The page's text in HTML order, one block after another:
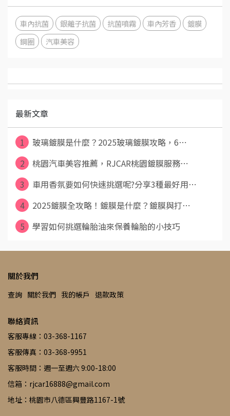
車內抗菌 銀離子抗菌 抗菌噴霧 車內芳香
鍍膜
鋼圈
汽車美容
最新文章
1
玻璃鍍膜是什麼？2025玻璃鍍膜攻略，6⋯
2
桃園汽車美容推薦，RJCAR桃園鍍膜服務⋯
3
車用香氛要如何快速挑選呢?分享3種最好用⋯
4
2025鍍膜全攻略！鍍膜是什麼？鍍膜與打⋯
5
學習如何挑選輪胎油來保養輪胎的小技巧
關於我們
查詢 關於我們 我的帳戶 退款政策
聯絡資訊
客服專線：03-368-1167
客服傳真：03-368-9951
客服時間：週一至週六 9:00-18:00
信箱：rjcar16888@gmail.com
地址：桃園市八德區興豐路1167-1號